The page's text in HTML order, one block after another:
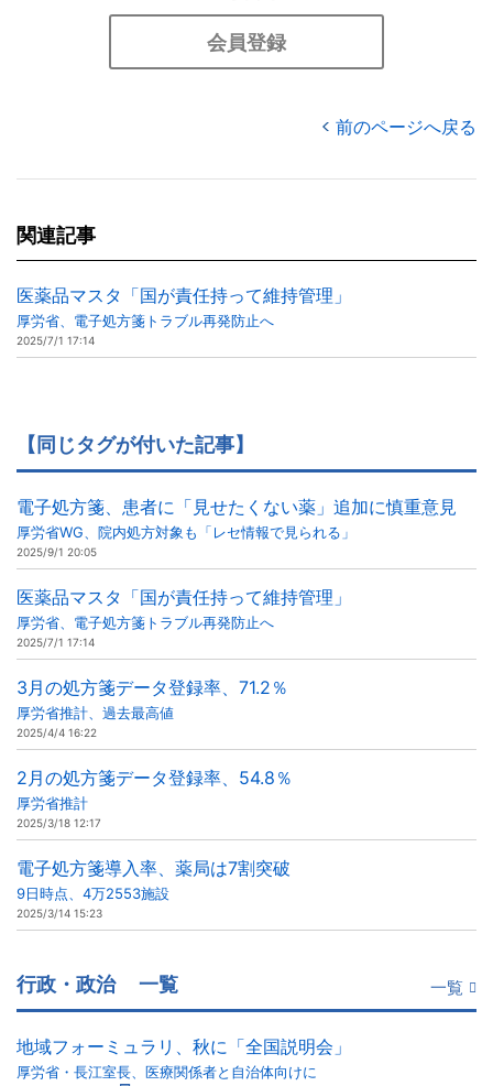
会員登録
前のページへ戻る
関連記事
医薬品マスタ「国が責任持って維持管理」
厚労省、電子処方箋トラブル再発防止へ
2025/7/1 17:14
【同じタグが付いた記事】
電子処方箋、患者に「見せたくない薬」追加に慎重意見
厚労省WG、院内処方対象も「レセ情報で見られる」
2025/9/1 20:05
医薬品マスタ「国が責任持って維持管理」
厚労省、電子処方箋トラブル再発防止へ
2025/7/1 17:14
3月の処方箋データ登録率、71.2％
厚労省推計、過去最高値
2025/4/4 16:22
2月の処方箋データ登録率、54.8％
厚労省推計
2025/3/18 12:17
電子処方箋導入率、薬局は7割突破
9日時点、4万2553施設
2025/3/14 15:23
行政・政治 一覧 一覧
地域フォーミュラリ、秋に「全国説明会」
厚労省・長江室長、医療関係者と自治体向けに